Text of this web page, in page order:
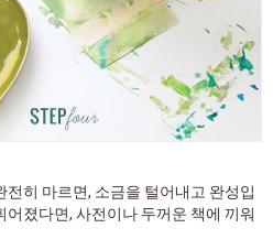
히 마르면, 소금을 털어내고 완성입
졌다면, 사전이나 두꺼운 책에 끼워